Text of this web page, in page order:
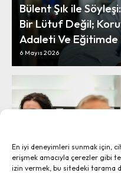
En iyi deneyimleri sunmak için,
erişmek amacıyla çerezler gibi
izin vermek, bu sitedeki tarama
Bülent Şık ile
Bir Lütuf Değil;
Adaleti Ve Eğitimde
6 Mayıs 2026